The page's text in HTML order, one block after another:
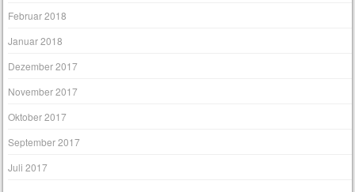
Februar 2018
Januar 2018
Dezember 2017
November 2017
Oktober 2017
September 2017
Juli 2017